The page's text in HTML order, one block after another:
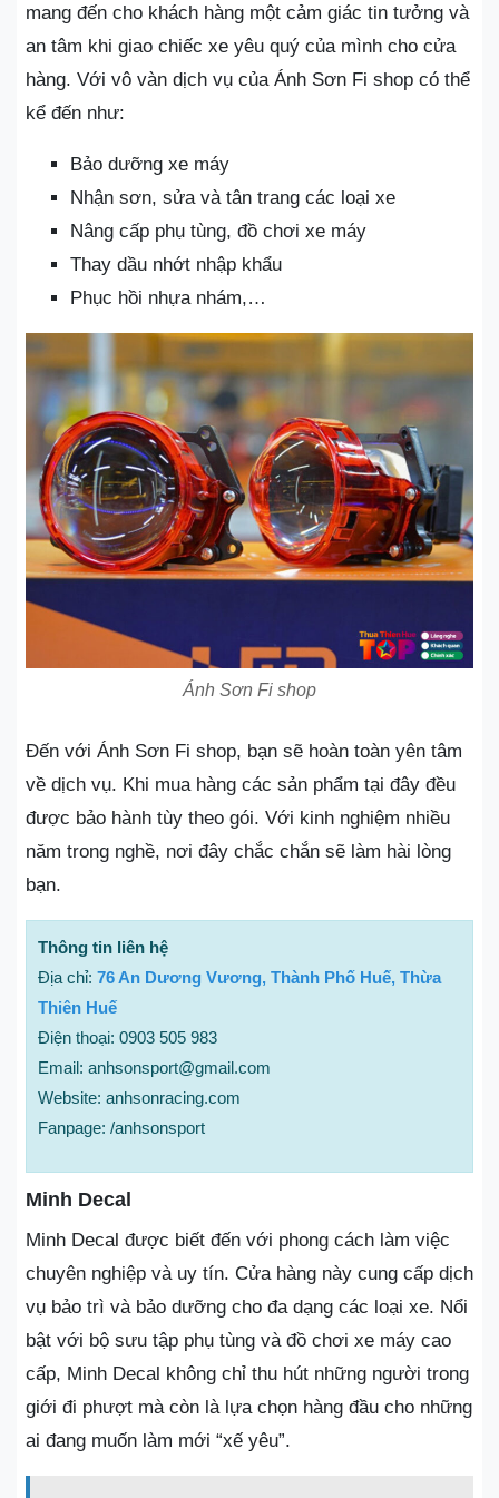
mang đến cho khách hàng một cảm giác tin tưởng và
an tâm khi giao chiếc xe yêu quý của mình cho cửa
hàng. Với vô vàn dịch vụ của Ánh Sơn Fi shop có thể
kể đến như:
Bảo dưỡng xe máy
Nhận sơn, sửa và tân trang các loại xe
Nâng cấp phụ tùng, đồ chơi xe máy
Thay dầu nhớt nhập khẩu
Phục hồi nhựa nhám,…
Ánh Sơn Fi shop
Đến với Ánh Sơn Fi shop, bạn sẽ hoàn toàn yên tâm
về dịch vụ. Khi mua hàng các sản phẩm tại đây đều
được bảo hành tùy theo gói. Với kinh nghiệm nhiều
năm trong nghề, nơi đây chắc chắn sẽ làm hài lòng
bạn.
Thông tin liên hệ
Địa chỉ: 76 An Dương Vương, Thành Phố Huế, Thừa
Thiên Huế
Điện thoại: 0903 505 983
Email: anhsonsport@gmail.com
Website: anhsonracing.com
Fanpage: /anhsonsport
Minh Decal
Minh Decal được biết đến với phong cách làm việc
chuyên nghiệp và uy tín. Cửa hàng này cung cấp dịch
vụ bảo trì và bảo dưỡng cho đa dạng các loại xe. Nổi
bật với bộ sưu tập phụ tùng và đồ chơi xe máy cao
cấp, Minh Decal không chỉ thu hút những người trong
giới đi phượt mà còn là lựa chọn hàng đầu cho những
ai đang muốn làm mới “xế yêu”.